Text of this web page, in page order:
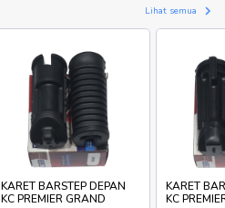
Lihat semua
KARET BARSTEP DEPAN
KC PREMIER GRAND
KARET
KC